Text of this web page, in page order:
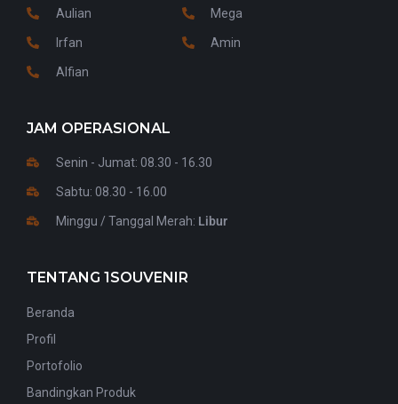
Aulian
Irfan
Alfian
Mega
Amin
JAM OPERASIONAL
Senin - Jumat: 08.30 - 16.30
Sabtu: 08.30 - 16.00
Minggu / Tanggal Merah: Libur
TENTANG 1SOUVENIR
Beranda
Profil
Portofolio
Bandingkan Produk